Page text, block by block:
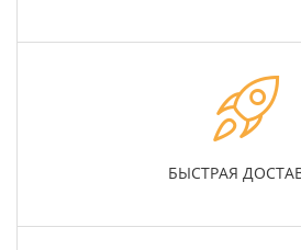
БЫСТРАЯ